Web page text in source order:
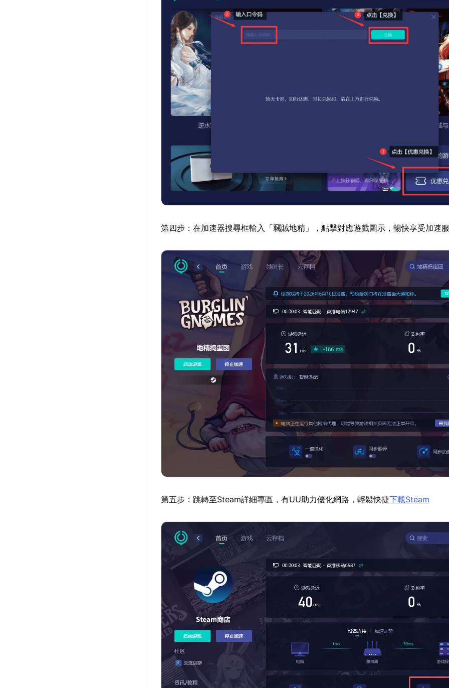
第四步：在加速器搜尋框輸入「竊賊地精」，點擊對應遊戲圖示，暢快享受加速
第五步：跳轉至Steam詳細專區，有UU助力優化網路，輕鬆快捷下載Steam